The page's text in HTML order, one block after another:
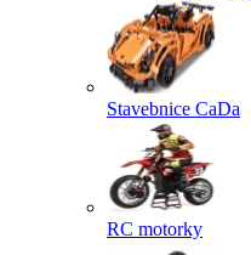
Stavebnice CaDa
RC motorky